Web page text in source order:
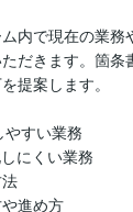
内で現在の業務
だきます。箇
提案します。
やすい業務
にくい業務
進め方